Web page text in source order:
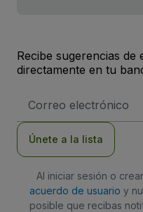
Recibe sugerencias
directamente en tu
de
Únete a la lista
Al iniciar sesión o
acuerdo de usuario y
posible que recibas